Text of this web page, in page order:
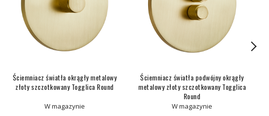
Ściemniacz światła okrągły metalowy
złoty szczotkowany Togglica Round
W magazynie
Ściemniacz światła podwójny okrągły
metalowy złoty szczotkowany Togglica
Round
W magazynie